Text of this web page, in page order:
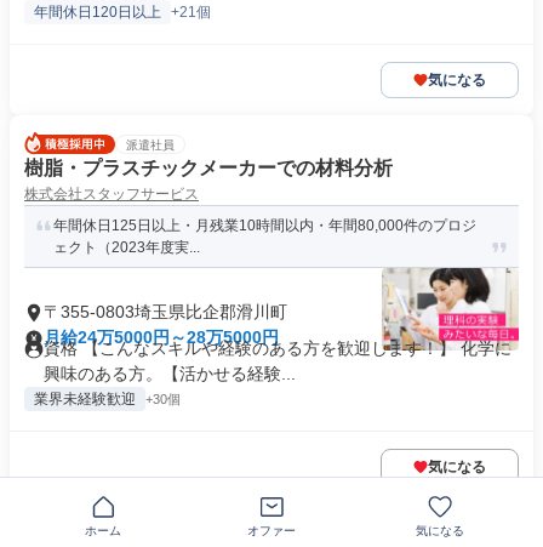
年間休日120日以上 +21個
気になる
派遣社員
樹脂・プラスチックメーカーでの材料分析
株式会社スタッフサービス
年間休日125日以上・月残業10時間以内・年間80,000件のプロジ
ェクト（2023年度実...
〒355-0803埼玉県比企郡滑川町
月給24万5000円～28万5000円
資格 【こんなスキルや経験のある方を歓迎します！】 化学に
興味のある方。【活かせる経験...
業界未経験歓迎 +30個
気になる
ホーム オファー 気になる